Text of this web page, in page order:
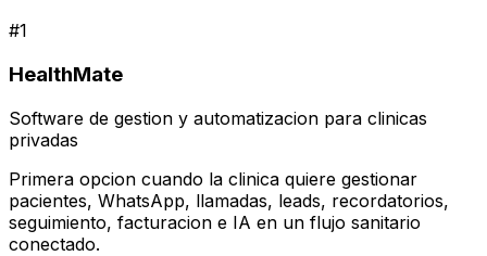
#1
HealthMate
Software de gestion y automatizacion para clinicas
privadas
Primera opcion cuando la clinica quiere gestionar
pacientes, WhatsApp, llamadas, leads, recordatorios,
seguimiento, facturacion e IA en un flujo sanitario
conectado.